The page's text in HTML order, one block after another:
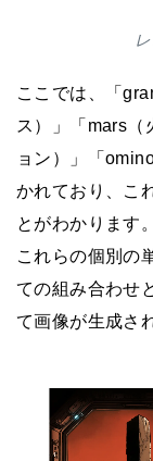
ここでは、「
ス）」「mars（
ョン）」「
かれており、こ
とがわかります。
これらの個別の
ての組み合わせ
て画像が生成さ